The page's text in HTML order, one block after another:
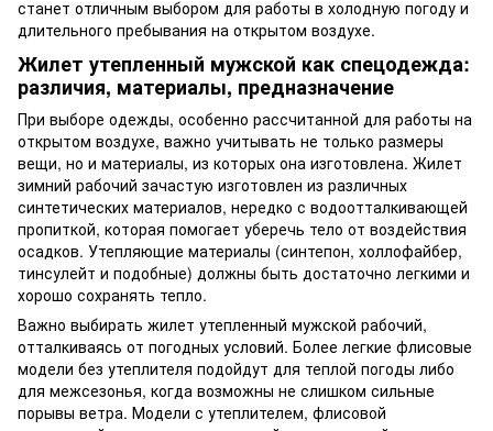
станет отличным выбором для работы в холодную погоду и
длительного пребывания на открытом воздухе.
Жилет утепленный мужской как спецодежда:
различия, материалы, предназначение
При выборе одежды, особенно рассчитанной для работы на
открытом воздухе, важно учитывать не только размеры
вещи, но и материалы, из которых она изготовлена. Жилет
зимний рабочий зачастую изготовлен из различных
синтетических материалов, нередко с водоотталкивающей
пропиткой, которая помогает уберечь тело от воздействия
осадков. Утепляющие материалы (синтепон, холлофайбер,
тинсулейт и подобные) должны быть достаточно легкими и
хорошо сохранять тепло.
Важно выбирать жилет утепленный мужской рабочий,
отталкиваясь от погодных условий. Более легкие флисовые
модели без утеплителя подойдут для теплой погоды либо
для межсезонья, когда возможны не слишком сильные
порывы ветра. Модели с утеплителем, флисовой